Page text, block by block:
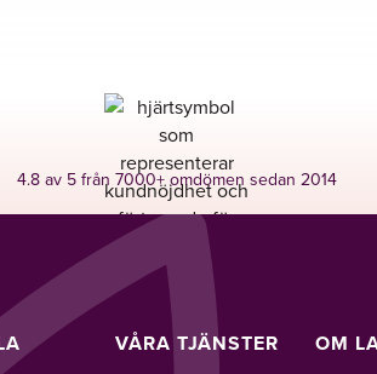
4.8 av 5 från 7000+ omdömen sedan 2014
VÅRA TJÄNSTER OM